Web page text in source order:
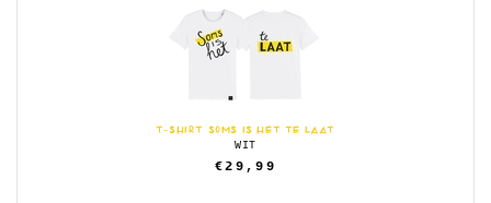
T-SHIRT SOMS IS HET TE LAAT
WIT
€29,99